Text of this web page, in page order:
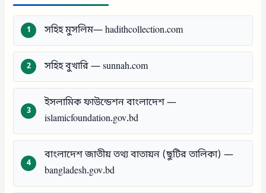
সহিহ মুসলিম— hadithcollection.com
সহিহ বুখারি — sunnah.com
ইসলামিক ফাউন্ডেশন বাংলাদেশ —
islamicfoundation.gov.bd
বাংলাদেশ জাতীয় তথ্য বাতায়ন (ছুটির তালিকা) —
bangladesh.gov.bd